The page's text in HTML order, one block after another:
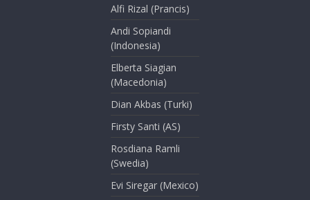
Alfi Rizal (Prancis)
Andi Sopiandi
(Indonesia)
Elberta Siagian
(Macedonia)
Dian Akbas (Turki)
Firsty Santi (AS)
Rosdiana Ramli
(Swedia)
Evi Siregar (Mexico)